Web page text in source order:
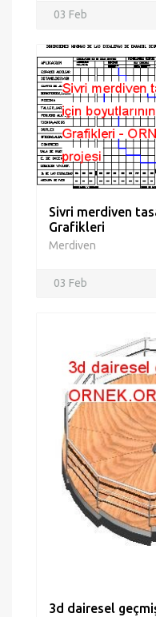
03 Feb
Sivri merdiven
Grafikleri
Merdiven
03 Feb
3d dairesel